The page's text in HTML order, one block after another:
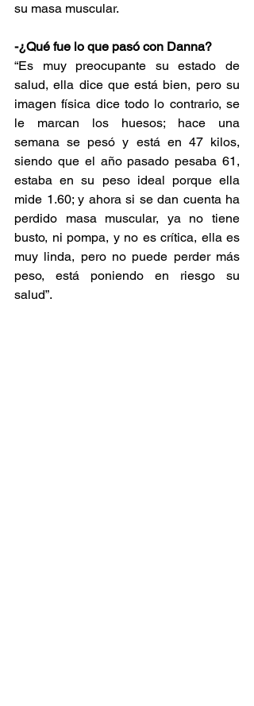
su masa muscular.
-¿Qué fue lo que pasó con Danna?
“Es muy preocupante su estado de
salud, ella dice que está bien, pero su
imagen física dice todo lo contrario, se
le marcan los huesos; hace una
semana se pesó y está en 47 kilos,
siendo que el año pasado pesaba 61,
estaba en su peso ideal porque ella
mide 1.60; y ahora si se dan cuenta ha
perdido masa muscular, ya no tiene
busto, ni pompa, y no es crítica, ella es
muy linda, pero no puede perder más
peso, está poniendo en riesgo su
salud”.